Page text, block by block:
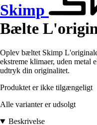
Skimp
Bælte
Oplev bæltet Skimp
ekstreme klimaer, uden metal
udtryk din originalitet.
Produktet er ikke tilgængeligt
Alle varianter er udsolgt
Beskrivelse